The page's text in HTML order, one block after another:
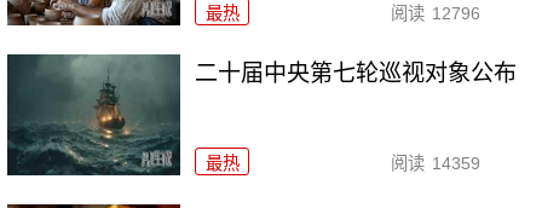
最热 阅读 12796
二十届中央第七轮巡视对象公布
最热 阅读 14359